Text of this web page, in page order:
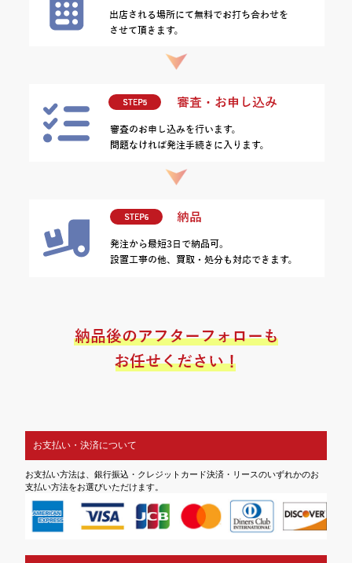
お支払い・決済について
お支払い方法は、銀行振込・クレジットカード決済・リースのいずれかのお
支払い方法をお選びいただけます。